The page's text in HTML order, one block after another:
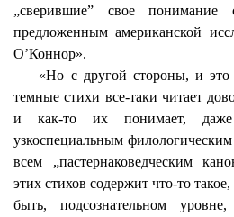
„сверившие” свое понимание
предложенным американской
О’Коннор».
«Но с другой стороны, и
темные стихи все-таки читает
и как-то их понимает,
узкоспециальным
всем „пастернаковедческим
этих стихов содержит что-то
быть, подсознательном уровне,